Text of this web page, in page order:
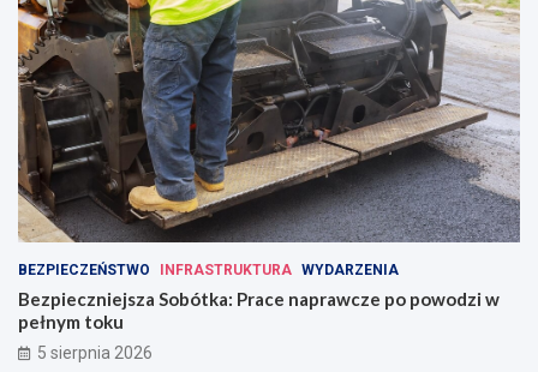
BEZPIECZEŃSTWO INFRASTRUKTURA WYDARZENIA
Bezpieczniejsza Sobótka: Prace naprawcze po powodzi w
pełnym toku
5 sierpnia 2026